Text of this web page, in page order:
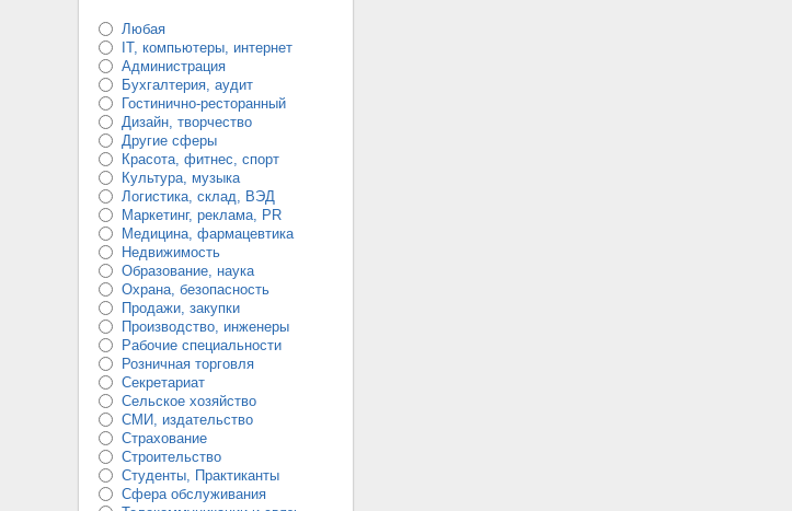
Любая
IT, компьютеры, интернет
Администрация
Бухгалтерия, аудит
Гостинично-ресторанный
Дизайн, творчество
Другие сферы
Красота, фитнес, спорт
Культура, музыка
Логистика, склад, ВЭД
Маркетинг, реклама, PR
Медицина, фармацевтика
Недвижимость
Образование, наука
Охрана, безопасность
Продажи, закупки
Производство, инженеры
Рабочие специальности
Розничная торговля
Секретариат
Сельское хозяйство
СМИ, издательство
Страхование
Строительство
Студенты, Практиканты
Сфера обслуживания